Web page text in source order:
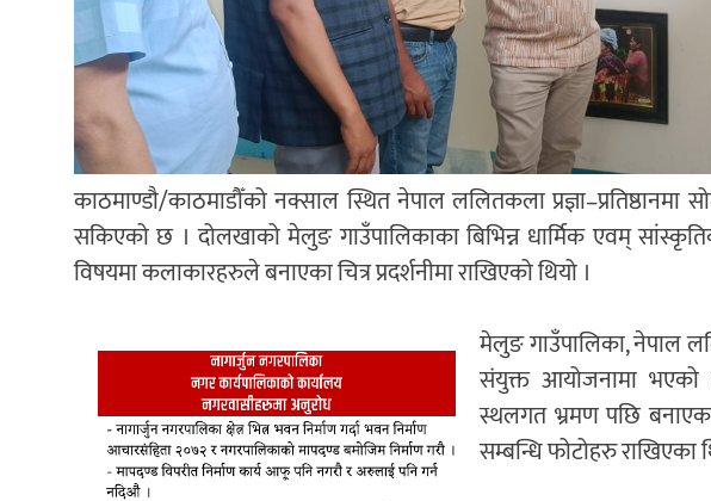
काठमाण्डौ/काठमाडौँको नक्साल स्थित नेपाल ललितकला प्रज्ञा–प्रतिष्ठानमा
सकिएको छ । दोलखाको मेलुङ गाउँपालिकाका बिभिन्न धार्मिक एवम्
विषयमा कलाकारहरुले बनाएका चित्र प्रदर्शनीमा राखिएको थियो ।
मेलुङ गाउँपालिका, नेपाल
संयुक्त आयोजनामा भएको
स्थलगत भ्रमण पछि
सम्बन्धि फोटोहरु राखिएका